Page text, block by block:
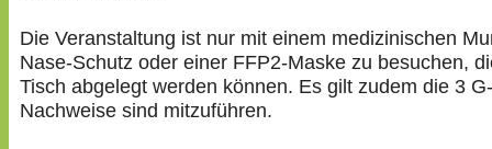
Die Veranstaltung ist nur mit einem medizinischen
Nase-Schutz oder einer FFP2-Maske zu besuchen,
Tisch abgelegt werden können. Es gilt zudem die 3
Nachweise sind mitzuführen.